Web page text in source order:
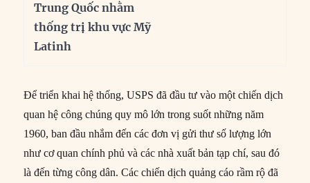
Trung Quốc nhằm
thống trị khu vực Mỹ
Latinh
Để triển khai hệ thống, USPS đã đầu tư vào một chiến dịch
quan hệ công chúng quy mô lớn trong suốt những năm
1960, ban đầu nhắm đến các đơn vị gửi thư số lượng lớn
như cơ quan chính phủ và các nhà xuất bản tạp chí, sau đó
là đến từng công dân. Các chiến dịch quảng cáo rầm rộ đã